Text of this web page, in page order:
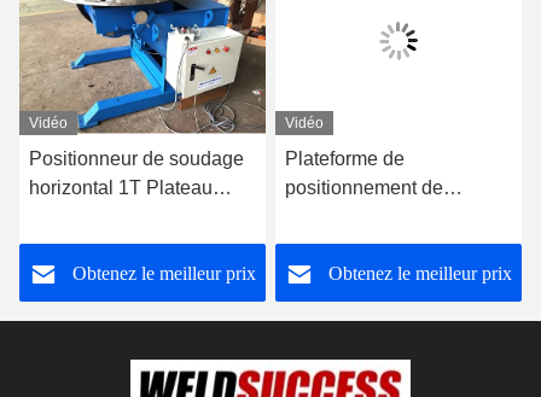
Vidéo
Positionneur de soudage
horizontal 1T Plateau
soudage rotatif bleu
Obtenez le meilleur prix
Vidéo
Plateforme de
positionnement de
avec boîte de commande
manuelleObtenez le meilleur prix